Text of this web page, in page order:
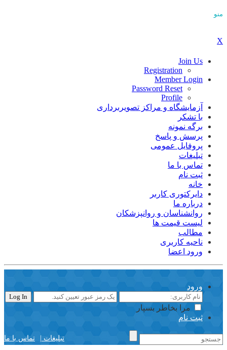
منو
X
Join Us
Registration
Member Login
Password Reset
Profile
آزمایشگاه و مراکز تصویربرداری
با تشکر
برگه نمونه
پرسش و پاسخ
پروفایل عمومی
تبلیغات
تماس با ما
ثبت نام
خانه
دایرکتوری کاربر
درباره ما
روانشناسان و روانپزشکان
لیست قیمت ها
مطالب
ناحیه کاربری
ورود اعضا
ورود
مرا بخاطر بسپار
ثبت نام
تماس با ما تبلیغات |